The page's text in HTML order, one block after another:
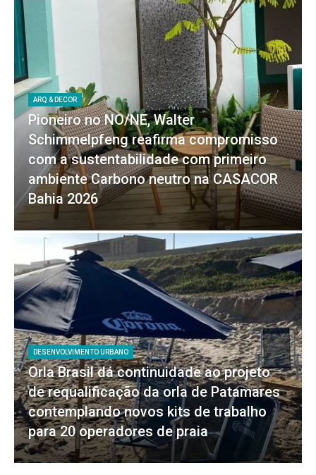
ARQ & DECOR
Pioneiro no NO/NE, Walter
Schimmelpfeng reafirma compromisso
com a sustentabilidade com primeiro
ambiente Carbono neutro na CASACOR
Bahia 2026
DESENVOLVIMENTO URBANO
Orla Brasil dá continuidade ao projeto
de requalificação da orla de Patamares
contemplando novos kits de trabalho
para 20 operadores de praia